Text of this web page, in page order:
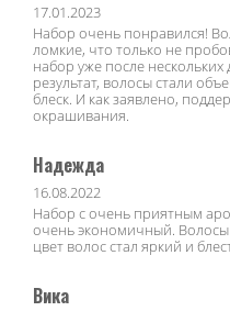
17.01.2023
Набор очень понравился!
ломкие, что только не
набор уже после
результат, волосы стали
блеск. И как заявлено,
окрашивания.
Надежда
16.08.2022
Набор с очень приятным
очень экономичный. Волосы
цвет волос стал яркий и
Вика